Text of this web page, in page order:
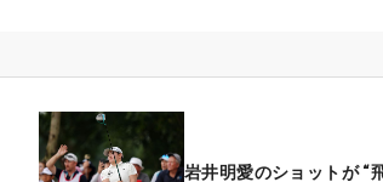
岩井明愛のショットが “